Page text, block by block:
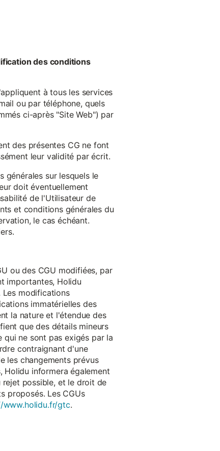
des conditions
à tous les services
ou par téléphone, quels
ci-après "Site Web") par
des présentes CG ne font
leur validité par écrit.
générales sur lesquels le
doit éventuellement
de l'Utilisateur de
et conditions générales du
le cas échéant.
ou des CGU modifiées, par
importantes, Holidu
Les modifications
immatérielles des
la nature et l'étendue des
que des détails mineurs
qui ne sont pas exigés par la
contraignant d'une
les changements prévus
Holidu informera également
rejet possible, et le droit de
proposés. Les CGUs
www.holidu.fr/gtc.